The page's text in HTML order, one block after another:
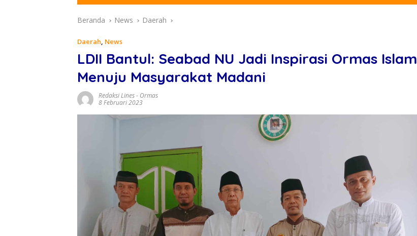
Beranda News Daerah
Daerah, News
LDII Bantul: Seabad NU Jadi Inspirasi Ormas Islam
Menuju Masyarakat Madani
Redaksi Lines- Ormas
8 Februari 2023